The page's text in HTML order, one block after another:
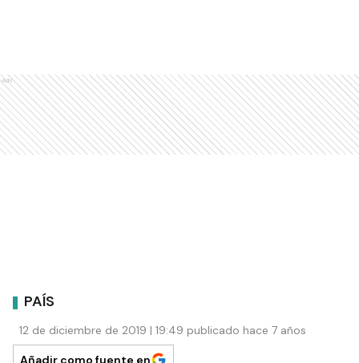
Ads
PAÍS
12 de diciembre de 2019 | 19:49 publicado hace 7 años
Añadir como fuente en